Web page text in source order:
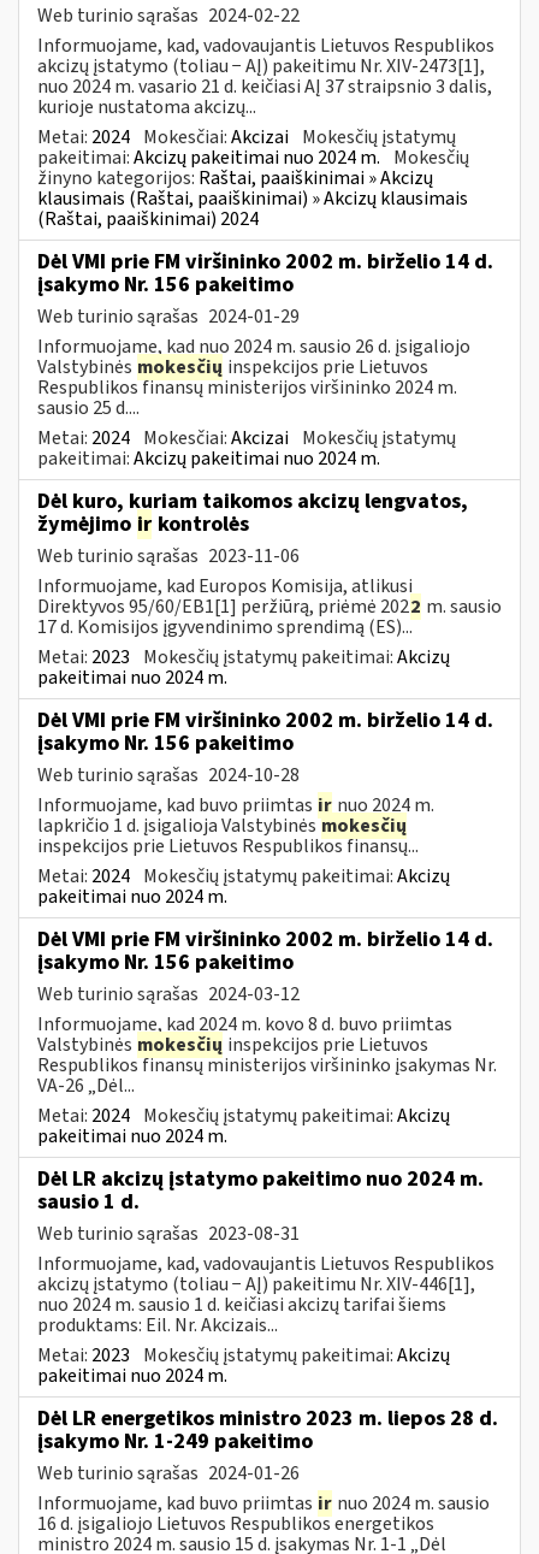
Web turinio sąrašas 2024-02-22
Informuojame, kad, vadovaujantis Lietuvos Respublikos
akcizų įstatymo (toliau − AĮ) pakeitimu Nr. XIV-2473[1],
nuo 2024 m. vasario 21 d. keičiasi AĮ 37 straipsnio 3 dalis,
kurioje nustatoma akcizų...
Metai: 2024 Mokesčiai:Akcizai Mokesčių įstatymų
pakeitimai:Akcizų pakeitimai nuo 2024 m. Mokesčių
žinyno kategorijos: Raštai, paaiškinimai » Akcizų
klausimais (Raštai, paaiškinimai) » Akcizų klausimais
(Raštai, paaiškinimai) 2024
Dėl VMI prie FM viršininko 2002 m. birželio 14 d.
įsakymo Nr. 156 pakeitimo
Web turinio sąrašas 2024-01-29
Informuojame, kad nuo 2024 m. sausio 26 d. įsigaliojo
Valstybinės mokesčių inspekcijos prie Lietuvos
Respublikos finansų ministerijos viršininko 2024 m.
sausio 25 d....
Metai: 2024 Mokesčiai:Akcizai Mokesčių įstatymų
pakeitimai:Akcizų pakeitimai nuo 2024 m.
Dėl kuro, kuriam taikomos akcizų lengvatos,
žymėjimo ir kontrolės
Web turinio sąrašas 2023-11-06
Informuojame, kad Europos Komisija, atlikusi
Direktyvos 95/60/EB1[1] peržiūrą, priėmė 2022 m. sausio
17 d. Komisijos įgyvendinimo sprendimą (ES)...
Metai: 2023 Mokesčių įstatymų pakeitimai:Akcizų
pakeitimai nuo 2024 m.
Dėl VMI prie FM viršininko 2002 m. birželio 14 d.
įsakymo Nr. 156 pakeitimo
Web turinio sąrašas 2024-10-28
Informuojame, kad buvo priimtas ir nuo 2024 m.
lapkričio 1 d. įsigalioja Valstybinėsmokesčių
inspekcijos prie Lietuvos Respublikos finansų...
Metai: 2024 Mokesčių įstatymų pakeitimai:Akcizų
pakeitimai nuo 2024 m.
Dėl VMI prie FM viršininko 2002 m. birželio 14 d.
įsakymo Nr. 156 pakeitimo
Web turinio sąrašas 2024-03-12
Informuojame, kad 2024 m. kovo 8 d. buvo priimtas
Valstybinės mokesčių inspekcijos prie Lietuvos
Respublikos finansų ministerijos viršininko įsakymas Nr.
VA-26 „Dėl...
Metai: 2024 Mokesčių įstatymų pakeitimai:Akcizų
pakeitimai nuo 2024 m.
Dėl LR akcizų įstatymo pakeitimo nuo 2024 m.
sausio 1 d.
Web turinio sąrašas 2023-08-31
Informuojame, kad, vadovaujantis Lietuvos Respublikos
akcizų įstatymo (toliau − AĮ) pakeitimu Nr. XIV-446[1],
nuo 2024 m. sausio 1 d. keičiasi akcizų tarifai šiems
produktams: Eil. Nr. Akcizais...
Metai: 2023 Mokesčių įstatymų pakeitimai:Akcizų
pakeitimai nuo 2024 m.
Dėl LR energetikos ministro 2023 m. liepos 28 d.
įsakymo Nr. 1-249 pakeitimo
Web turinio sąrašas 2024-01-26
Informuojame, kad buvo priimtas ir nuo 2024 m. sausio
16 d. įsigaliojo Lietuvos Respublikos energetikos
ministro 2024 m. sausio 15 d. įsakymas Nr. 1-1 „Dėl